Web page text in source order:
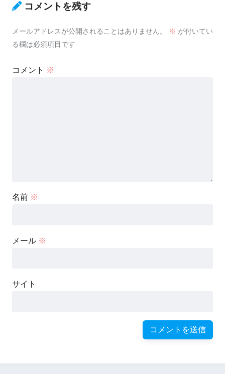
コメントを残す
メールアドレスが公開されることはありません。 ※ が付いてい
る欄は必須項目です
コメント ※
名前 ※
メール ※
サイト